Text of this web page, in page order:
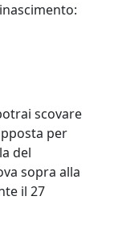
scovare
per
del
sopra alla
il 27